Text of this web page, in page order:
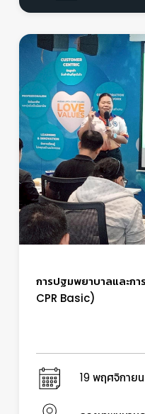
การปฐมพยาบาลและก
CPR Basic)
19 พฤศจิกาย